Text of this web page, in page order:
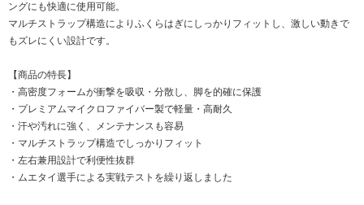
ングにも快適に使用可能。
マルチストラップ構造によりふくらはぎにしっかりフィットし、激しい動きで
もズレにくい設計です。
【商品の特長】
・高密度フォームが衝撃を吸収・分散し、脚を的確に保護
・プレミアムマイクロファイバー製で軽量・高耐久
・汗や汚れに強く、メンテナンスも容易
・マルチストラップ構造でしっかりフィット
・左右兼用設計で利便性抜群
・ムエタイ選手による実戦テストを繰り返しました